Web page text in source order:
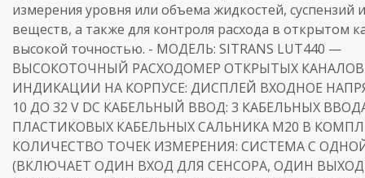
измерения уровня или объема жидкостей, суспензий
веществ, а также для контроля расхода в открытом
высокой точностью. - МОДЕЛЬ: SITRANS LUT440 —
ВЫСОКОТОЧНЫЙ РАСХОДОМЕР ОТКРЫТЫХ
ИНДИКАЦИИ НА КОРПУСЕ: ДИСПЛЕЙ ВХОДНОЕ
10 ДО 32 V DC КАБЕЛЬНЫЙ ВВОД: 3 КАБЕЛЬНЫХ
ПЛАСТИКОВЫХ КАБЕЛЬНЫХ САЛЬНИКА М20 В
КОЛИЧЕСТВО ТОЧЕК ИЗМЕРЕНИЯ: СИСТЕМА С
(ВКЛЮЧАЕТ ОДИН ВХОД ДЛЯ СЕНСОРА, ОДИН